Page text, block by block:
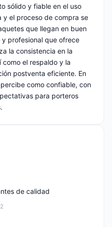
sólido y fiable en el uso
y el proceso de compra se
que llegan en buen
profesional que ofrece
la consistencia en la
el respaldo y la
postventa eficiente. En
como confiable, con
para porteros
de calidad